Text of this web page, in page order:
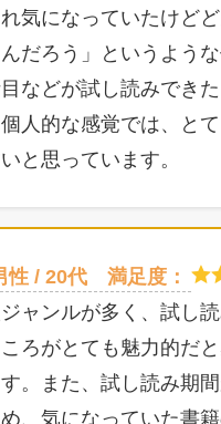
れ気になっていたけど
だろう」というよう
目などが試し読みでき
人的な感覚では、と
と思っています。
性 / 20代
満足度：
ャンルが多く、試し
ろがとても魅力的だ
。また、試し読み期
、気になっていた書